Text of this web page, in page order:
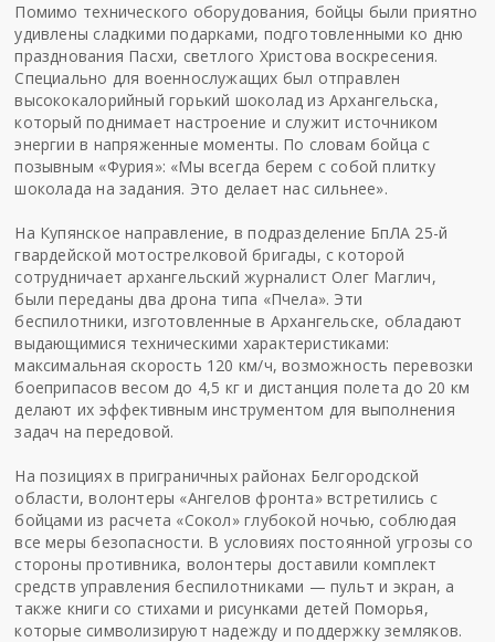
Помимо технического оборудования, бойцы были приятно
удивлены сладкими подарками, подготовленными ко дню
празднования Пасхи, светлого Христова воскресения.
Специально для военнослужащих был отправлен
высококалорийный горький шоколад из Архангельска,
который поднимает настроение и служит источником
энергии в напряженные моменты. По словам бойца с
позывным «Фурия»: «Мы всегда берем с собой плитку
шоколада на задания. Это делает нас сильнее».
На Купянское направление, в подразделение БпЛА 25-й
гвардейской мотострелковой бригады, с которой
сотрудничает архангельский журналист Олег Маглич,
были переданы два дрона типа «Пчела». Эти
беспилотники, изготовленные в Архангельске, обладают
выдающимися техническими характеристиками:
максимальная скорость 120 км/ч, возможность перевозки
боеприпасов весом до 4,5 кг и дистанция полета до 20 км
делают их эффективным инструментом для выполнения
задач на передовой.
На позициях в приграничных районах Белгородской
области, волонтеры «Ангелов фронта» встретились с
бойцами из расчета «Сокол» глубокой ночью, соблюдая
все меры безопасности. В условиях постоянной угрозы со
стороны противника, волонтеры доставили комплект
средств управления беспилотниками — пульт и экран, а
также книги со стихами и рисунками детей Поморья,
которые символизируют надежду и поддержку земляков.